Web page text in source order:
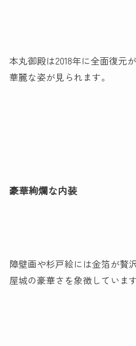
本丸御殿は2018年に全面復元
華麗な姿が見られます。
豪華絢爛な内装
障壁画や杉戸絵には金箔が贅
屋城の豪華さを象徴しています